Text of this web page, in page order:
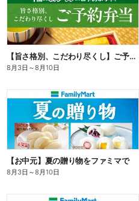
【旨さ格別、こだわり尽くし】ご予約弁当
8月3日 ～8月10日
【お中元】夏の贈り物をファミマで
8月3日 ～8月10日